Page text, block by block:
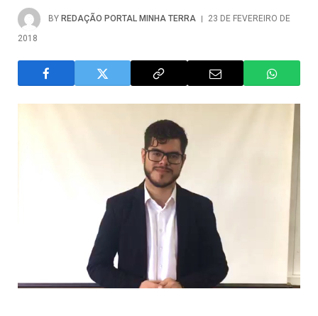
BY REDAÇÃO PORTAL MINHA TERRA
23 DE FEVEREIRO DE
2018